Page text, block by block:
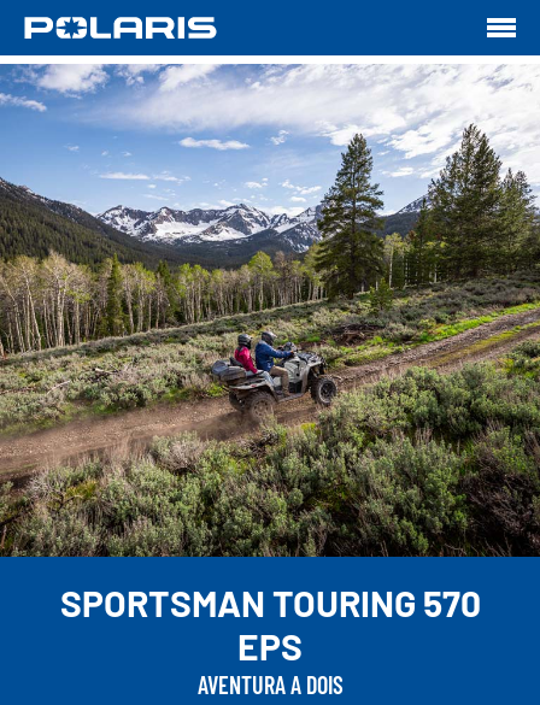
SPORTSMAN TOURING 570
EPS
AVENTURA A DOIS